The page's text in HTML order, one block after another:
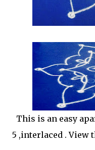
This is an easy
5 ,interlaced . View